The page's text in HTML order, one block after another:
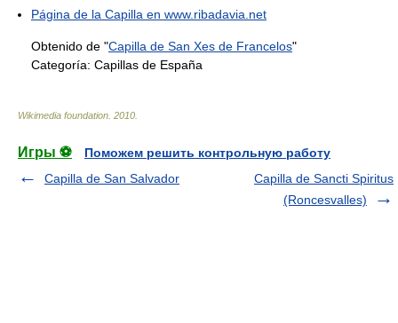
Página de la Capilla en www.ribadavia.net
Obtenido de "Capilla de San Xes de Francelos"
Categoría: Capillas de España
Wikimedia foundation 2010
Игры ⚽
Поможем решить контрольную работу
Capilla de San Salvador
Capilla de Sancti Spiritus
(Roncesvalles)